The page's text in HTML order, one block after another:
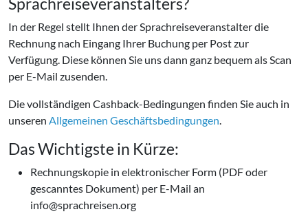
In der Regel stellt Ihnen der Sprachreiseveranstalter die
Rechnung nach Eingang Ihrer Buchung per Post zur
Verfügung. Diese können Sie uns dann ganz bequem als Scan
per E-Mail zusenden.
Die vollständigen Cashback-Bedingungen finden Sie auch in
unseren Allgemeinen Geschäftsbedingungen.
Das Wichtigste in Kürze:
Rechnungskopie in elektronischer Form (PDF oder
gescanntes Dokument) per E-Mail an
info@sprachreisen.org